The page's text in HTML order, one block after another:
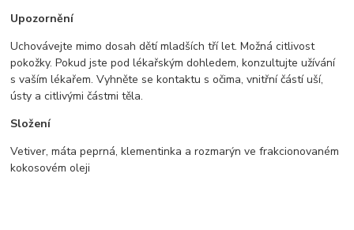
Upozornění
Uchovávejte mimo dosah dětí mladších tří let. Možná citlivost
pokožky. Pokud jste pod lékařským dohledem, konzultujte užívání
s vaším lékařem. Vyhněte se kontaktu s očima, vnitřní částí uší,
ústy a citlivými částmi těla.
Složení
Vetiver, máta peprná, klementinka a rozmarýn ve frakcionovaném
kokosovém oleji